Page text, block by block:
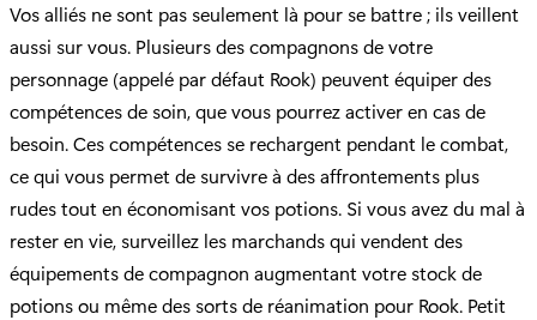
Vos alliés ne sont pas seulement là pour se battre ; ils veillent
aussi sur vous. Plusieurs des compagnons de votre
personnage (appelé par défaut Rook) peuvent équiper des
compétences de soin, que vous pourrez activer en cas de
besoin. Ces compétences se rechargent pendant le combat,
ce qui vous permet de survivre à des affrontements plus
rudes tout en économisant vos potions. Si vous avez du mal à
rester en vie, surveillez les marchands qui vendent des
équipements de compagnon augmentant votre stock de
potions ou même des sorts de réanimation pour Rook. Petit